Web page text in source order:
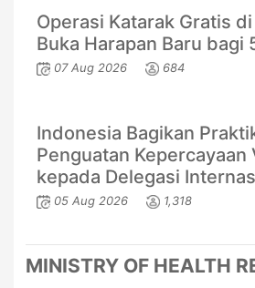
Operasi Katarak Gratis
Buka Harapan Baru bagi
07 Aug 2026 684
Indonesia Bagikan
Penguatan Kepercayaan
kepada Delegasi
05 Aug 2026 1,318
MINISTRY OF HEALTH